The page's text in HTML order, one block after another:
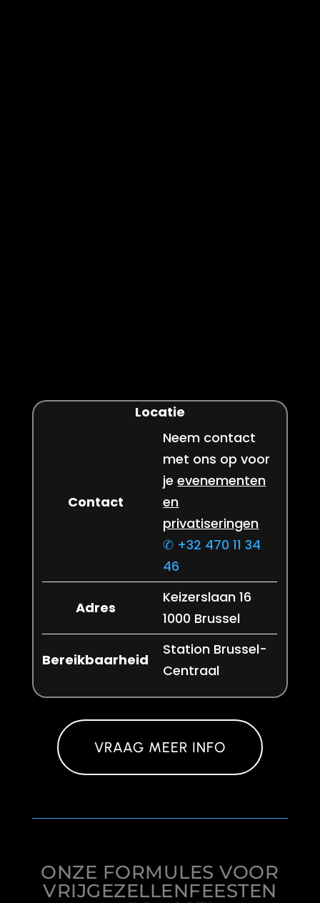
Locatie
Contact
Neem contact
met ons op voor
jeevenementen
en
privatiseringen
✆ +32 470 11 34
46
Adres
Keizerslaan 16
1000 Brussel
Bereikbaarheid
Station Brussel-
Centraal
VRAAG MEER INFO
ONZE FORMULES VOOR
VRIJGEZELLENFEESTEN